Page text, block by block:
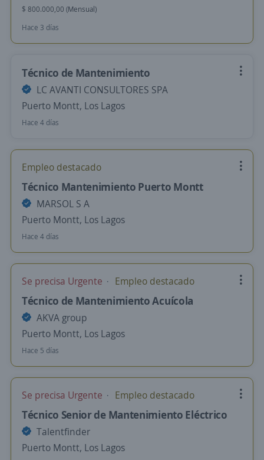
$ 800.000,00 (Mensual)
Hace 3 días
Técnico de Mantenimiento
LC AVANTI CONSULTORES SPA
Puerto Montt, Los Lagos
Hace 4 días
Empleo destacado
Técnico Mantenimiento Puerto Montt
MARSOL S A
Puerto Montt, Los Lagos
Hace 4 días
Se precisa Urgente Empleo destacado
Técnico de Mantenimiento Acuícola
AKVA group
Puerto Montt, Los Lagos
Hace 5 días
Se precisa Urgente Empleo destacado
Técnico Senior de Mantenimiento Eléctrico
Talentfinder
Puerto Montt, Los Lagos